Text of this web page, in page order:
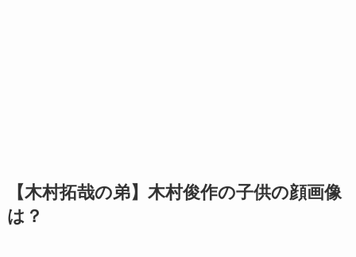
【木村拓哉の弟】木村俊作の子供の顔画像
は？